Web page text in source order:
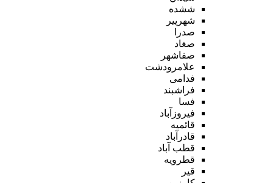
ششده
شهرپیر
صدرا
صغاد
صفاشهر
علامرودشت
فدامی
فراشبند
فسا
فیروزآباد
قائمیه
قادرآباد
قطب آباد
قطرویه
قیر